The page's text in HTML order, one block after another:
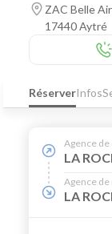
ZAC Belle
17440 Aytré
RéserverInfos
Agence
LA
Agence
LA